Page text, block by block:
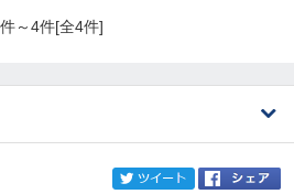
～4件[全4件]